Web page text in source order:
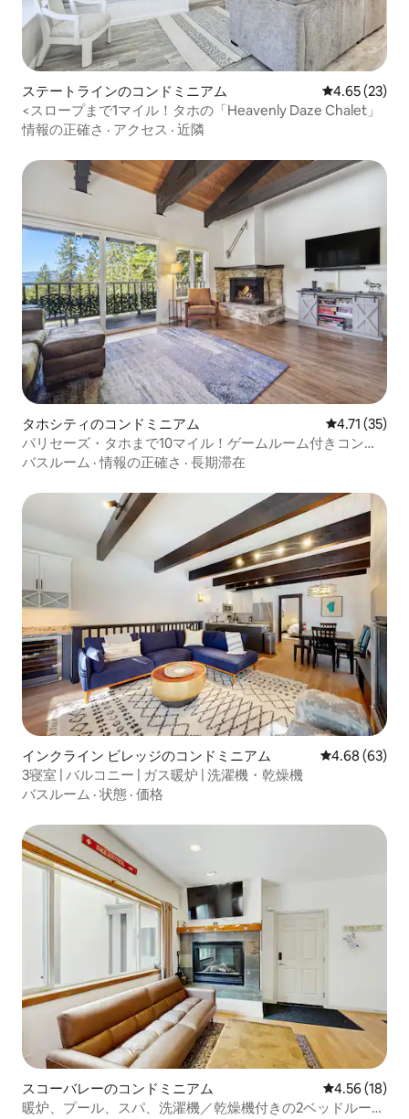
ステートラインのコンドミニアム レビュー23
4.65 (23)
<スロープまで1マイル！タホの「Heavenly Daze Chalet」
情報の正確さ · アクセス · 近隣
タホシティのコンドミニアム レビュー35
4.71 (35)
パリセーズ・タホまで10マイル！ゲームルーム付きコンド
ミニアム
バスルーム ·情報の正確さ · 長期滞在
インクライン ビレッジのコンドミニアム レビュー63
4.68 (63)
3寝室 | バルコニー | ガス暖炉 | 洗濯機・乾燥機
バスルーム · 状態 · 価格
スコーバレーのコンドミニアム レビュー18
4.56 (18)
暖炉、プール、スパ、洗濯機／乾燥機付きの2ベッドルーム